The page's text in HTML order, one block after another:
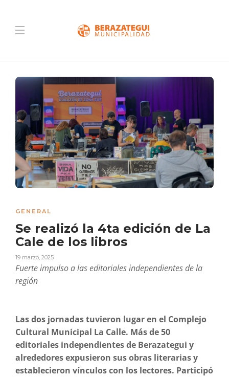
GENERAL
Se realizó la 4ta edición de La
Cale de los libros
19 marzo, 2025
Fuerte impulso a las editoriales independientes de la
región
Las dos jornadas tuvieron lugar en el Complejo
Cultural Municipal La Calle. Más de 50
editoriales independientes de Berazategui y
alrededores expusieron sus obras literarias y
establecieron vínculos con los lectores. Participó